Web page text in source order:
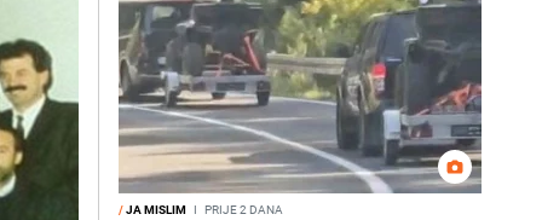
/JA MISLIM I PRIJE 2 DANA